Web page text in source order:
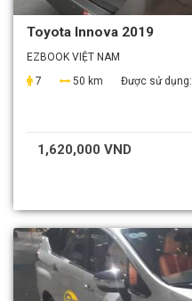
Toyota Innova 2019
EZBOOK VIỆT NAM
7
50 km Được sử dụng:
1,620,000 VND